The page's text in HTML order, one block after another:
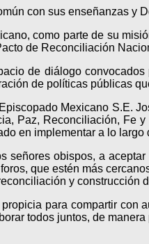
con sus enseñanzas y
como parte de su
de Reconciliación
de diálogo
de políticas públicas
Mexicano S.E.
Paz, Reconciliación, Fe
en implementar a lo largo
señores obispos, a
que estén más
y construcción
para compartir
todos juntos, de